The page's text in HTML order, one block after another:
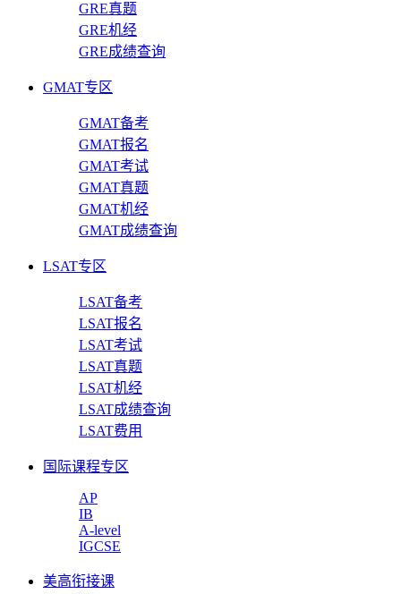
GRE真题
GRE机经
GRE成绩查询
GMAT专区
GMAT备考
GMAT报名
GMAT考试
GMAT真题
GMAT机经
GMAT成绩查询
LSAT专区
LSAT备考
LSAT报名
LSAT考试
LSAT真题
LSAT机经
LSAT成绩查询
LSAT费用
国际课程专区
AP
IB
A-level
IGCSE
美高衔接课